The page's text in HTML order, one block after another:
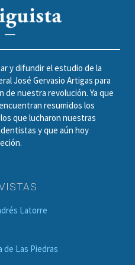
y difundir el estudio de la
José Gervasio Artigas para
nuestra revolución. Ya que
resumidos los
que lucharon nuestras
y que aún hoy
Latorre
de Las Piedras